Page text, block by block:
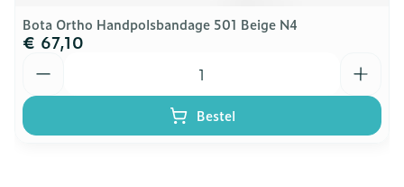
Bota Ortho Handpolsbandage 501 Beige N4
€ 67,10
Bestel